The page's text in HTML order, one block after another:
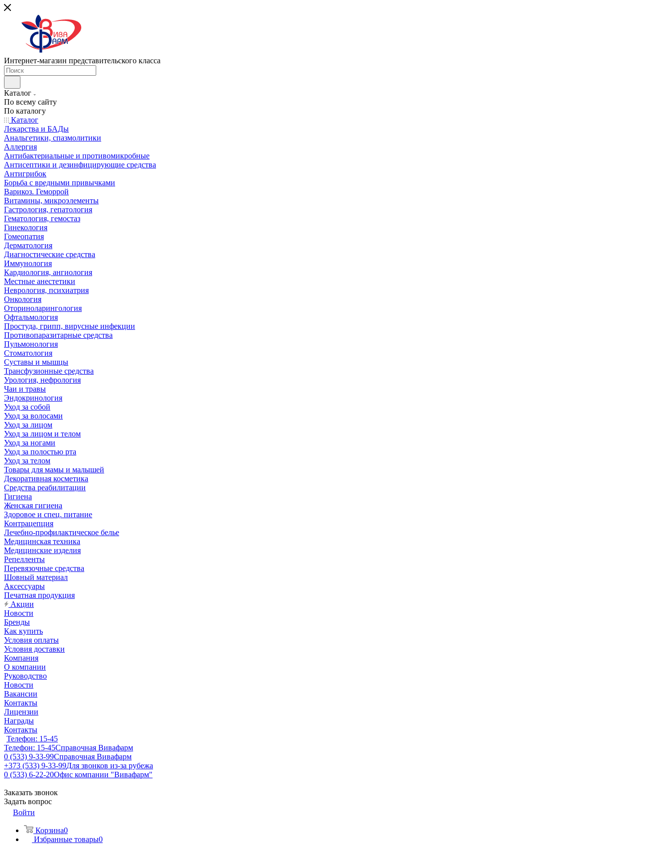
Интернет-магазин представительского класса
Каталог
По всему сайту
По каталогу
Каталог
Лекарства и БАДы
Анальгетики, спазмолитики
Аллергия
Антибактериальные и противомикробные
Антисептики и дезинфицирующие средства
Антигрибок
Борьба с вредными привычками
Варикоз. Геморрой
Витамины, микроэлементы
Гастрология, гепатология
Гематология, гемостаз
Гинекология
Гомеопатия
Дерматология
Диагностические средства
Иммунология
Кардиология, ангиология
Местные анестетики
Неврология, психиатрия
Онкология
Оториноларингология
Офтальмология
Простуда, грипп, вирусные инфекции
Противопаразитарные средства
Пульмонология
Стоматология
Суставы и мышцы
Трансфузионные средства
Урология, нефрология
Чаи и травы
Эндокринология
Уход за собой
Уход за волосами
Уход за лицом
Уход за лицом и телом
Уход за ногами
Уход за полостью рта
Уход за телом
Товары для мамы и малышей
Декоративная косметика
Средства реабилитации
Гигиена
Женская гигиена
Здоровое и спец. питание
Контрацепция
Лечебно-профилактическое белье
Медицинская техника
Медицинские изделия
Репелленты
Перевязочные средства
Шовный материал
Аксессуары
Печатная продукция
Акции
Новости
Бренды
Как купить
Условия оплаты
Условия доставки
Компания
О компании
Руководство
Новости
Вакансии
Контакты
Лицензии
Награды
Контакты
Телефон: 15-45
Телефон: 15-45Справочная Вивафарм
0 (533) 9-33-99Справочная Вивафарм
+373 (533) 9-33-99Для звонков из-за рубежа
0 (533) 6-22-20Офис компании "Вивафарм"
Заказать звонок
Задать вопрос
Войти
Корзина0
Избранные товары0